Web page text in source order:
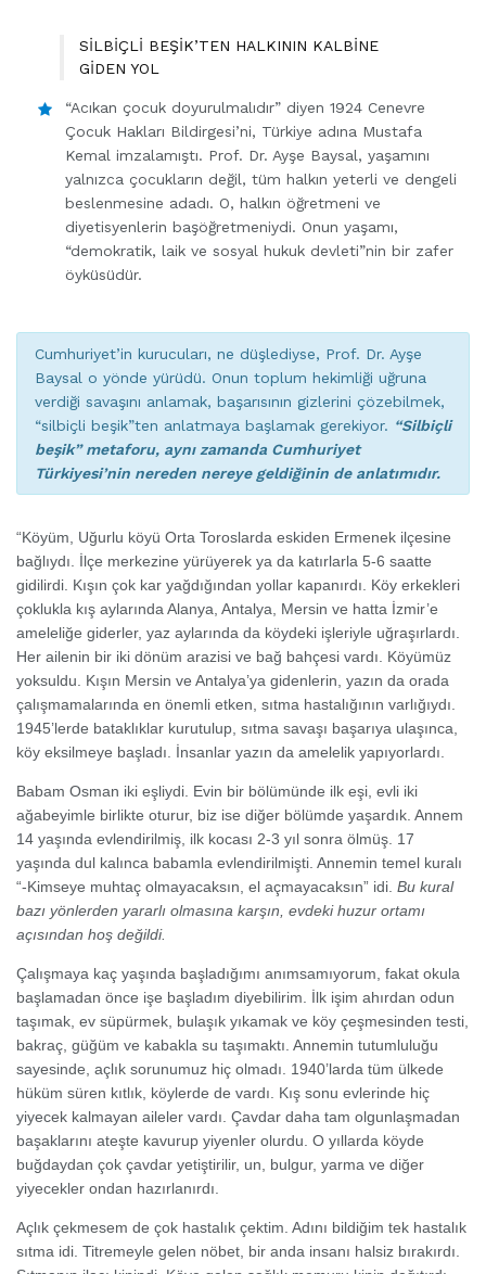
SİLBİÇLİ BEŞİK’TEN HALKININ KALBİNE
GİDEN YOL
“Acıkan çocuk doyurulmalıdır” diyen 1924 Cenevre
Çocuk Hakları Bildirgesi’ni, Türkiye adına Mustafa
Kemal imzalamıştı. Prof. Dr. Ayşe Baysal, yaşamını
yalnızca çocukların değil, tüm halkın yeterli ve dengeli
beslenmesine adadı. O, halkın öğretmeni ve
diyetisyenlerin başöğretmeniydi. Onun yaşamı,
“demokratik, laik ve sosyal hukuk devleti”nin bir zafer
öyküsüdür.
Cumhuriyet’in kurucuları, ne düşlediyse, Prof. Dr. Ayşe
Baysal o yönde yürüdü. Onun toplum hekimliği uğruna
verdiği savaşını anlamak, başarısının gizlerini çözebilmek,
“silbiçli beşik”ten anlatmaya başlamak gerekiyor. “Silbiçli
beşik” metaforu, aynı zamanda Cumhuriyet
Türkiyesi’nin nereden nereye geldiğinin de anlatımıdır.
“Köyüm, Uğurlu köyü Orta Toroslarda eskiden Ermenek ilçesine
bağlıydı. İlçe merkezine yürüyerek ya da katırlarla 5-6 saatte
gidilirdi. Kışın çok kar yağdığından yollar kapanırdı. Köy erkekleri
çoklukla kış aylarında Alanya, Antalya, Mersin ve hatta İzmir’e
ameleliğe giderler, yaz aylarında da köydeki işleriyle uğraşırlardı.
Her ailenin bir iki dönüm arazisi ve bağ bahçesi vardı. Köyümüz
yoksuldu. Kışın Mersin ve Antalya’ya gidenlerin, yazın da orada
çalışmamalarında en önemli etken, sıtma hastalığının varlığıydı.
1945’lerde bataklıklar kurutulup, sıtma savaşı başarıya ulaşınca,
köy eksilmeye başladı. İnsanlar yazın da amelelik yapıyorlardı.
Babam Osman iki eşliydi. Evin bir bölümünde ilk eşi, evli iki
ağabeyimle birlikte oturur, biz ise diğer bölümde yaşardık. Annem
14 yaşında evlendirilmiş, ilk kocası 2-3 yıl sonra ölmüş. 17
yaşında dul kalınca babamla evlendirilmişti. Annemin temel kuralı
“-Kimseye muhtaç olmayacaksın, el açmayacaksın” idi. Bu kural
bazı yönlerden yararlı olmasına karşın, evdeki huzur ortamı
açısından hoş değildi.
Çalışmaya kaç yaşında başladığımı anımsamıyorum, fakat okula
başlamadan önce işe başladım diyebilirim. İlk işim ahırdan odun
taşımak, ev süpürmek, bulaşık yıkamak ve köy çeşmesinden testi,
bakraç, güğüm ve kabakla su taşımaktı. Annemin tutumluluğu
sayesinde, açlık sorunumuz hiç olmadı. 1940’larda tüm ülkede
hüküm süren kıtlık, köylerde de vardı. Kış sonu evlerinde hiç
yiyecek kalmayan aileler vardı. Çavdar daha tam olgunlaşmadan
başaklarını ateşte kavurup yiyenler olurdu. O yıllarda köyde
buğdaydan çok çavdar yetiştirilir, un, bulgur, yarma ve diğer
yiyecekler ondan hazırlanırdı.
Açlık çekmesem de çok hastalık çektim. Adını bildiğim tek hastalık
sıtma idi. Titremeyle gelen nöbet, bir anda insanı halsiz bırakırdı.